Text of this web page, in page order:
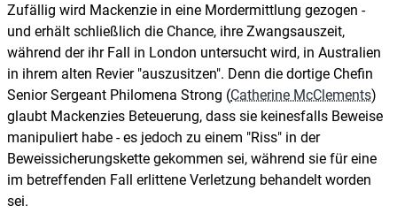
Zufällig wird Mackenzie in eine Mordermittlung gezogen -
und erhält schließlich die Chance, ihre Zwangsauszeit,
während der ihr Fall in London untersucht wird, in Australien
in ihrem alten Revier "auszusitzen". Denn die dortige Chefin
Senior Sergeant Philomena Strong (Catherine McClements)
glaubt Mackenzies Beteuerung, dass sie keinesfalls Beweise
manipuliert habe - es jedoch zu einem "Riss" in der
Beweissicherungskette gekommen sei, während sie für eine
im betreffenden Fall erlittene Verletzung behandelt worden
sei.